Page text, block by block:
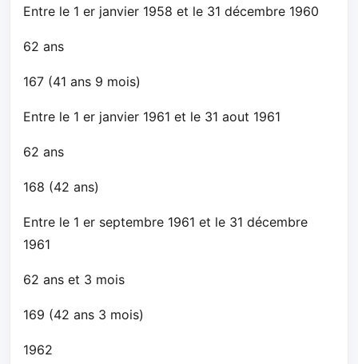
Entre le 1 er janvier 1958 et le 31 décembre 1960
62 ans
167 (41 ans 9 mois)
Entre le 1 er janvier 1961 et le 31 aout 1961
62 ans
168 (42 ans)
Entre le 1 er septembre 1961 et le 31 décembre
1961
62 ans et 3 mois
169 (42 ans 3 mois)
1962